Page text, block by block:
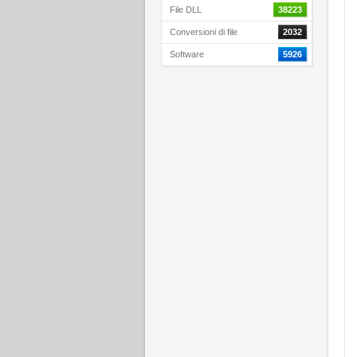
File DLL 38223
Conversioni di file 2032
Software 5926